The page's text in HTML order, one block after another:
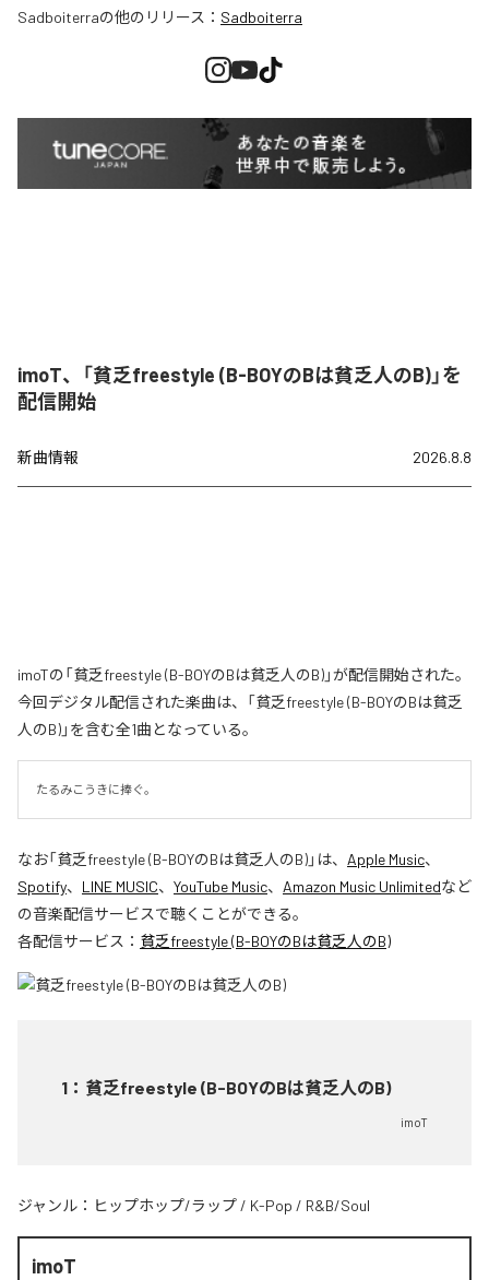
Sadboiterraの他のリリース： Sadboiterra
imoT、「貧乏freestyle (B-BOYのBは貧乏人のB)」を
配信開始
新曲情報 2026.8.8
imoTの「貧乏freestyle (B-BOYのBは貧乏人のB)」が配信開始された。
今回デジタル配信された楽曲は、「貧乏freestyle (B-BOYのBは貧乏
人のB)」を含む全1曲となっている。
たるみこうきに捧ぐ。
なお「貧乏freestyle (B-BOYのBは貧乏人のB)」は、 Apple Music、
Spotify、 LINE MUSIC、 YouTube Music、 Amazon Music Unlimitedなど
の音楽配信サービスで聴くことができる。
各配信サービス： 貧乏freestyle (B-BOYのBは貧乏人のB)
1 ： 貧乏freestyle (B-BOYのBは貧乏人のB)
imoT
ジャンル： ヒップホップ/ラップ / K-Pop / R&B/Soul
imoT